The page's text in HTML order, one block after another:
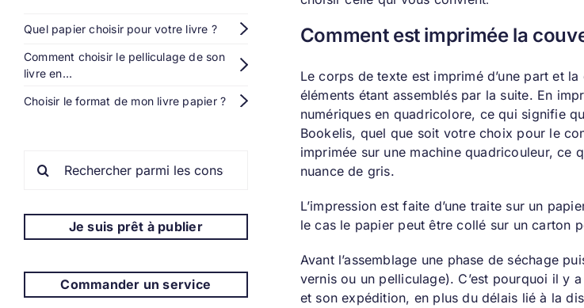
Quel papier choisir pour votre livre ?
Comment choisir le pelliculage de son
livre en…
Choisir le format de mon livre papier ?
Je suis prêt à publier
Commander un service
Comment est imprimée la
Le corps de texte est imprimé d’une part et
éléments étant assemblés par la suite. En
numériques en quadricolore, ce qui signifie
Bookelis, quel que soit votre choix pour le
imprimée sur une machine quadricouleur, ce
nuance de gris.
L’impression est faite d’une traite sur un
le cas le papier peut être collé sur un carton
Avant l’assemblage une phase de séchage
vernis ou un pelliculage). C’est pourquoi il y
et son expédition, en plus du délais lié à la